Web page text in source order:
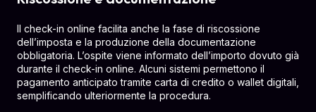
Il check-in online facilita anche la fase di riscossione
dell’imposta e la produzione della documentazione
obbligatoria. L’ospite viene informato dell’importo dovuto già
durante il check-in online. Alcuni sistemi permettono il
pagamento anticipato tramite carta di credito o wallet digitali,
semplificando ulteriormente la procedura.